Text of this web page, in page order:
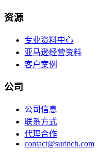
资源
专业资料中心
亚马逊经营资料
客户案例
公司
公司信息
联系方式
代理合作
contact@surinch.com